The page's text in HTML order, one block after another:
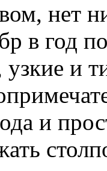
нет
в год
узкие и
и